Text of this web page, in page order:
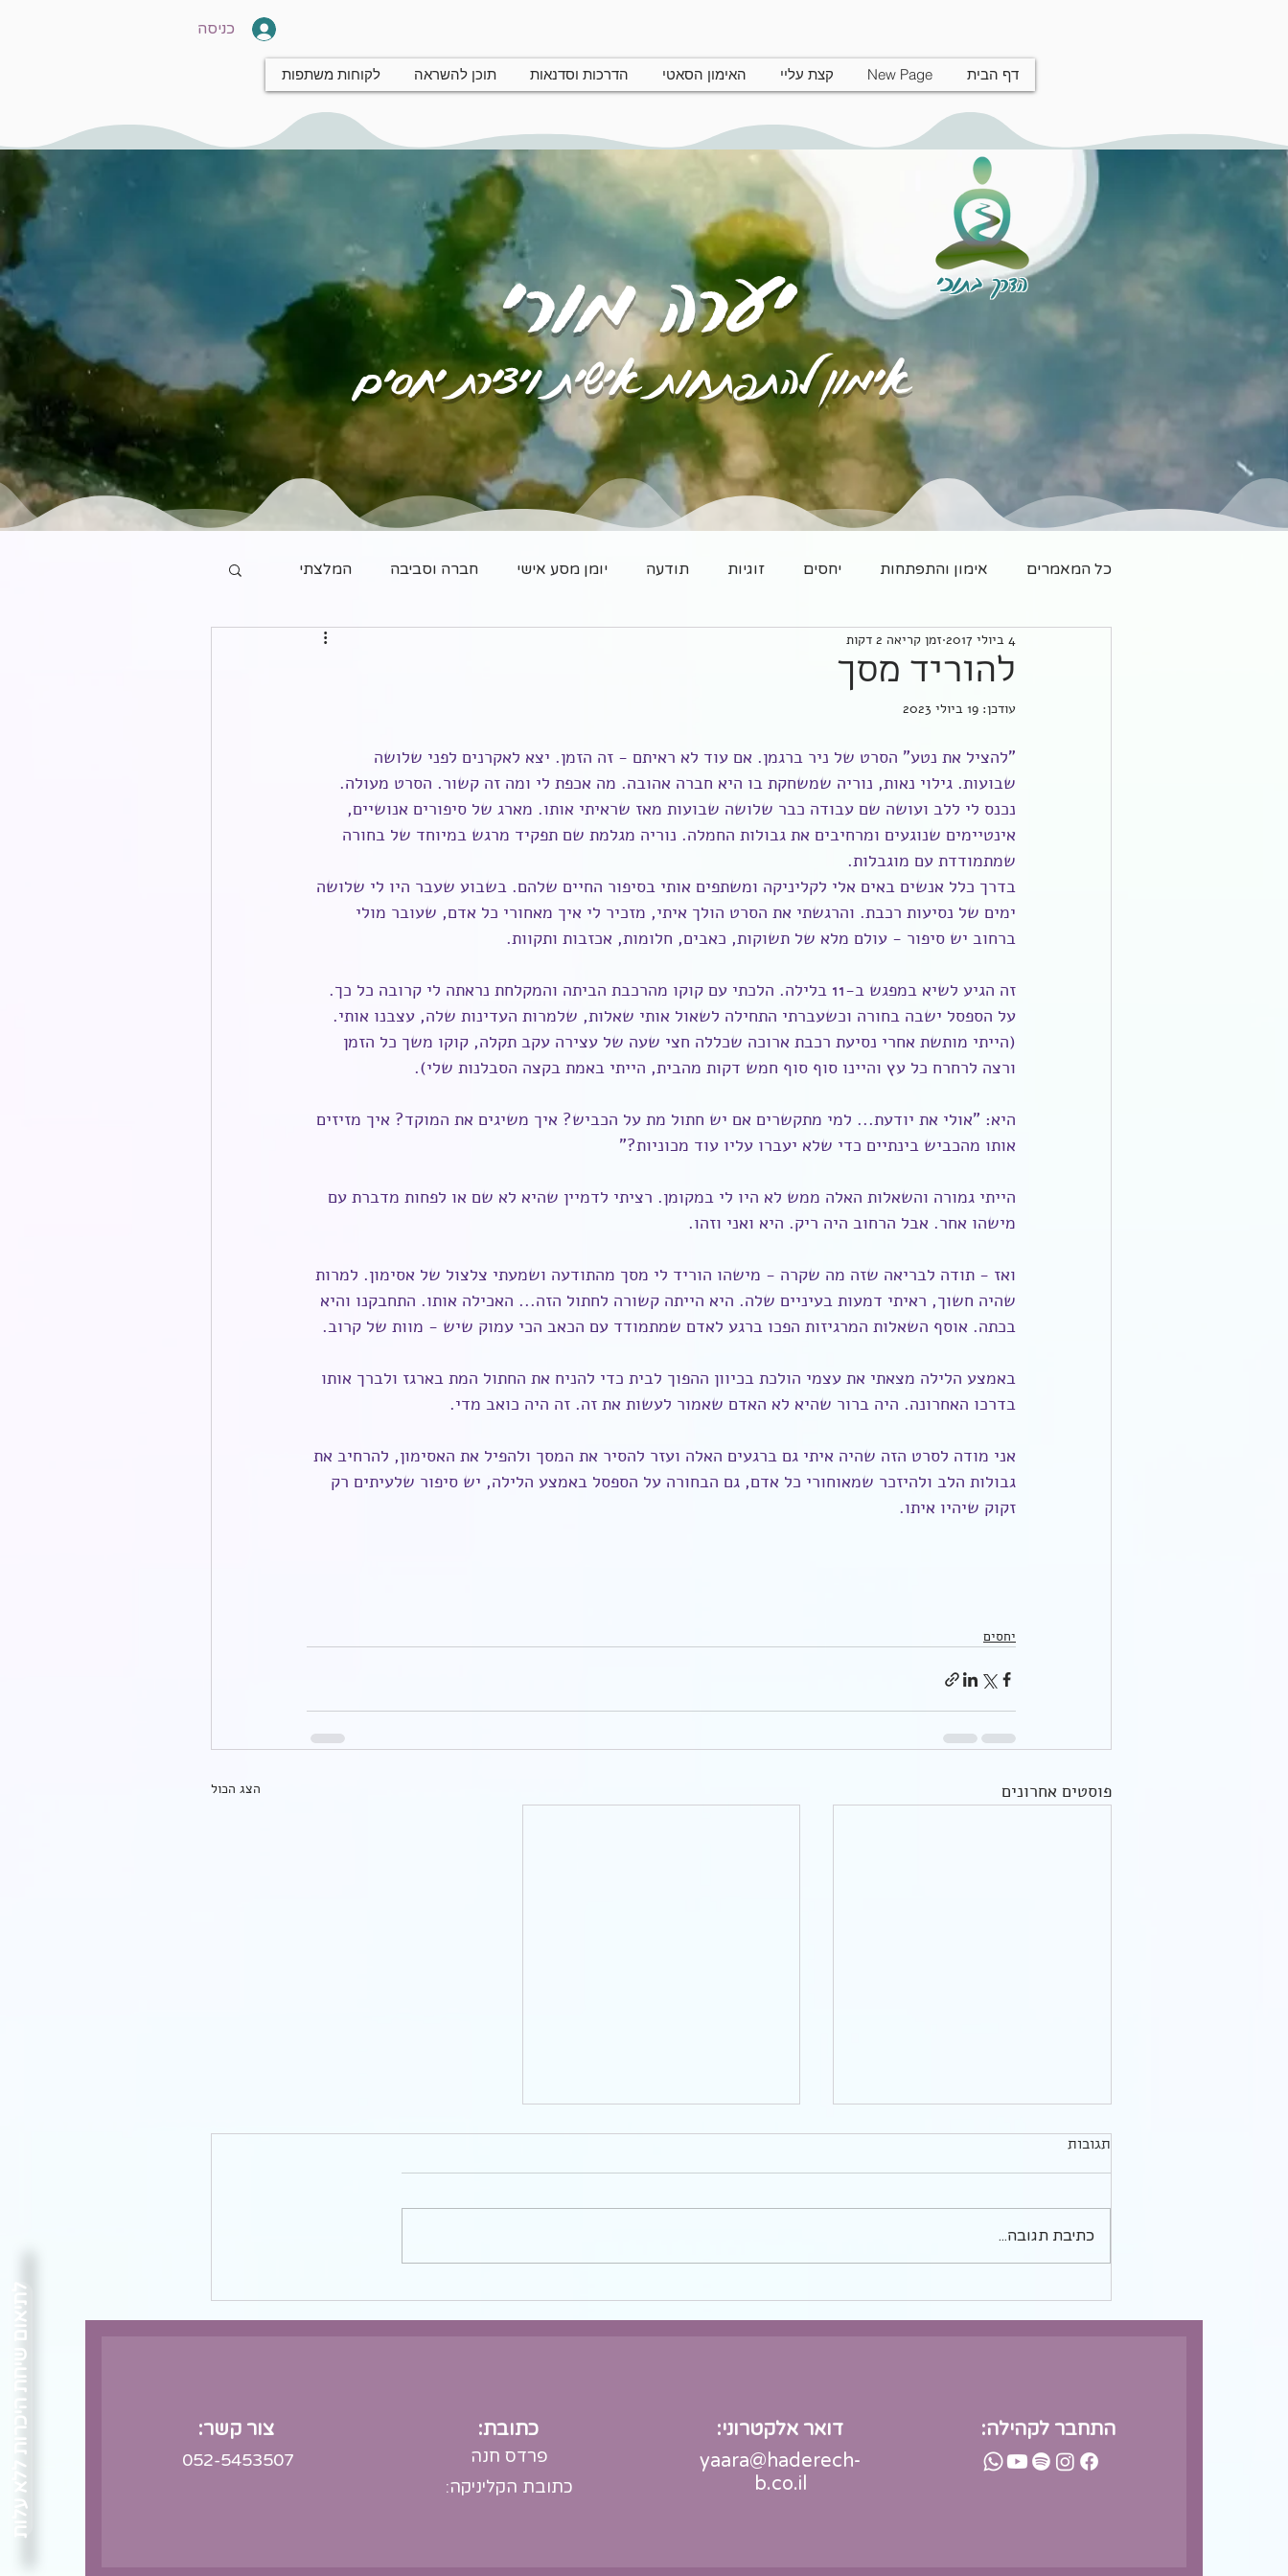
כניסה
דף הבית New Page קצת עליי האימון הסאטי הדרכות וסדנאות תוכן להשראה לקוחות משתפות
הדרך בתוכי
אימון להתפתחות אישית ויצירת יחסים
יערה מורי
כל המאמרים אימון והתפתחות יחסים זוגיות תודעה יומן מסע אישי חברה וסביבה המלצתי
משפחה חדשה יוגה
להוריד מסך
4 ביולי 2017 זמן קריאה 2 דקות
עודכן: 19 ביולי 2023
"להציל את נטע" הסרט של ניר ברגמן. אם עוד לא ראיתם - זה הזמן. יצא לאקרנים לפני שלושה
שבועות. גילוי נאות, נוריה שמשחקת בו היא חברה אהובה. מה אכפת לי ומה זה קשור. הסרט מעולה.
נכנס לי ללב ועושה שם עבודה כבר שלושה שבועות מאז שראיתי אותו. מארג של סיפורים אנושיים,
אינטיימים שנוגעים ומרחיבים את גבולות החמלה. נוריה מגלמת שם תפקיד מרגש במיוחד של בחורה
שמתמודדת עם מוגבלות.
בדרך כלל אנשים באים אלי לקליניקה ומשתפים אותי בסיפור החיים שלהם. בשבוע שעבר היו לי שלושה
ימים של נסיעות רכבת. והרגשתי את הסרט הולך איתי, מזכיר לי איך מאחורי כל אדם, שעובר מולי
ברחוב יש סיפור - עולם מלא של תשוקות, כאבים, חלומות, אכזבות ותקוות.
זה הגיע לשיא במפגש ב-11 בלילה. הלכתי עם קוקו מהרכבת הביתה והמקלחת נראתה לי קרובה כל כך.
על הספסל ישבה בחורה וכשעברתי התחילה לשאול אותי שאלות, שלמרות העדינות שלה, עצבנו אותי.
(הייתי מותשת אחרי נסיעת רכבת ארוכה שכללה חצי שעה של עצירה עקב תקלה, קוקו משך כל הזמן
ורצה לרחרח כל עץ והיינו סוף סוף חמש דקות מהבית, הייתי באמת בקצה הסבלנות שלי).
היא: "אולי את יודעת... למי מתקשרים אם יש חתול מת על הכביש? איך משיגים את המוקד? איך מזיזים
אותו מהכביש בינתיים כדי שלא יעברו עליו עוד מכוניות?"
הייתי גמורה והשאלות האלה ממש לא היו לי במקומן. רציתי לדמיין שהיא לא שם או לפחות מדברת עם
מישהו אחר. אבל הרחוב היה ריק. היא ואני וזהו.
ואז - תודה לבריאה שזה מה שקרה - מישהו הוריד לי מסך מהתודעה ושמעתי צלצול של אסימון. למרות
שהיה חשוך, ראיתי דמעות בעיניים שלה. היא הייתה קשורה לחתול הזה... האכילה אותו. התחבקנו והיא
בכתה. אוסף השאלות המרגיזות הפכו ברגע לאדם שמתמודד עם הכאב הכי עמוק שיש - מוות של קרוב.
באמצע הלילה מצאתי את עצמי הולכת בכיוון ההפוך לבית כדי להניח את החתול המת בארגז ולברך אותו
בדרכו האחרונה. היה ברור שהיא לא האדם שאמור לעשות את זה. זה היה כואב מדי.
אני מודה לסרט הזה שהיה איתי גם ברגעים האלה ועזר להסיר את המסך ולהפיל את האסימון, להרחיב את
גבולות הלב ולהיזכר שמאוחורי כל אדם, גם הבחורה על הספסל באמצע הלילה, יש סיפור שלעיתים רק
זקוק שיהיו איתו.
יחסים
פוסטים אחרונים הצג הכול
חפשי את האפיקומן - הכנה
רגע לפני? אולי את מסיימת נקיונות
מתרגשת לפגוש את כל המשפחה?
תגובות
כתיבת תגובה...
לתיאום שיחת היכרות ללא עלות צור קשר:
052-5453507
כתובת:
פרדס חנה
כתובת הקליניקה:
דואר אלקטרוני:
yaara@haderech-
b.co.il
התחבר לקהילה: